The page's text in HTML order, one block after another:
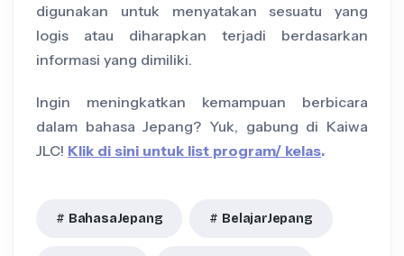
digunakan untuk menyatakan sesuatu yang
logis atau diharapkan terjadi berdasarkan
informasi yang dimiliki.
Ingin meningkatkan kemampuan berbicara
dalam bahasa Jepang? Yuk, gabung di Kaiwa
JLC! Klik di sini untuk list program/ kelas.
BahasaJepang BelajarJepang